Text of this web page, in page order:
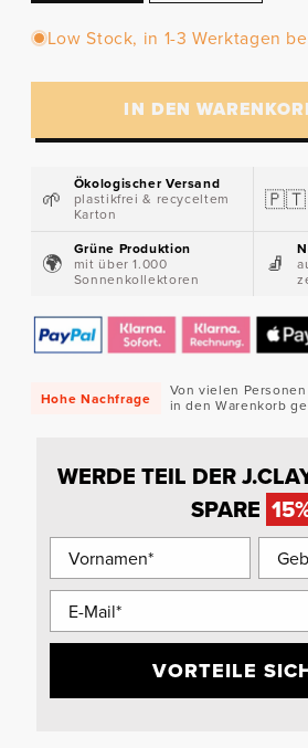
Low Stock, in 1-3 Werktagen
IN DEN
🌱​
Ökologischer Versand
plastikfrei & recyceltem
Karton
🇵🇹​
🌍​
Grüne Produktion
mit über 1.000
Sonnenkollektoren
🧦​
Hohe Nachfrage
Von vielen
in den Warenkorb
WERDE TEIL DER
SPARE
VORTEILE